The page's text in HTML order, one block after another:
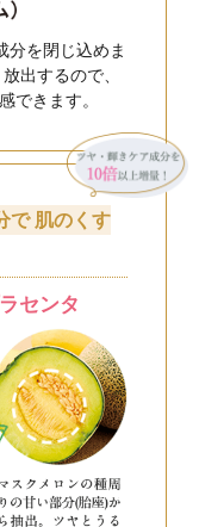
は、540円(
以上のご